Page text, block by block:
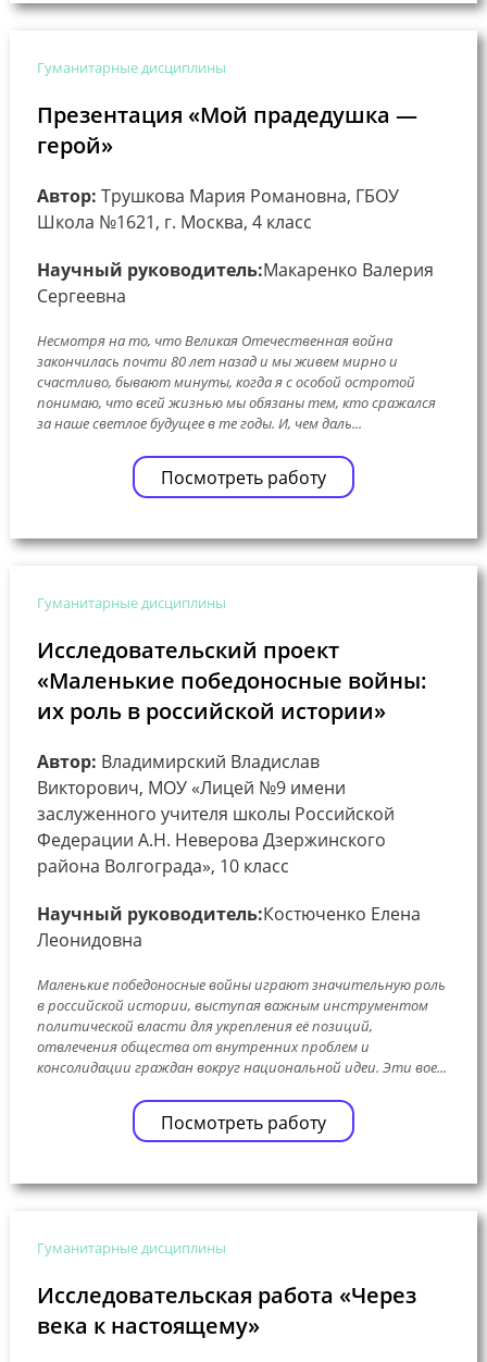
Гуманитарные дисциплины
Презентация «Мой прадедушка —
герой»
Автор: Трушкова Мария Романовна, ГБОУ
Школа №1621, г. Москва, 4 класс
Научный руководитель:Макаренко Валерия
Сергеевна
Несмотря на то, что Великая Отечественная война
закончилась почти 80 лет назад и мы живем мирно и
счастливо, бывают минуты, когда я с особой остротой
понимаю, что всей жизнью мы обязаны тем, кто сражался
за наше светлое будущее в те годы. И, чем даль...
Посмотреть работу
Гуманитарные дисциплины
Исследовательский проект
«Маленькие победоносные войны:
их роль в российской истории»
Автор: Владимирский Владислав
Викторович, МОУ «Лицей №9 имени
заслуженного учителя школы Российской
Федерации А.Н. Неверова Дзержинского
района Волгограда», 10 класс
Научный руководитель:Костюченко Елена
Леонидовна
Маленькие победоносные войны играют значительную роль
в российской истории, выступая важным инструментом
политической власти для укрепления её позиций,
отвлечения общества от внутренних проблем и
консолидации граждан вокруг национальной идеи. Эти вое...
Посмотреть работу
Гуманитарные дисциплины
Исследовательская работа «Через
века к настоящему»